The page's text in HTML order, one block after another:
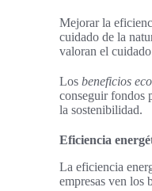
Mejorar la
cuidado de la
valoran el
Los beneficios
conseguir fondos
la sostenibilidad.
Eficiencia
La eficiencia
empresas ven los